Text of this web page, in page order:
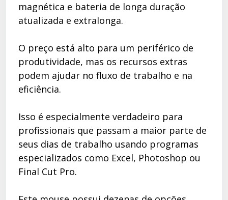
magnética e bateria de longa duração
atualizada e extralonga.
O preço está alto para um periférico de
produtividade, mas os recursos extras
podem ajudar no fluxo de trabalho e na
eficiência.
Isso é especialmente verdadeiro para
profissionais que passam a maior parte de
seus dias de trabalho usando programas
especializados como Excel, Photoshop ou
Final Cut Pro.